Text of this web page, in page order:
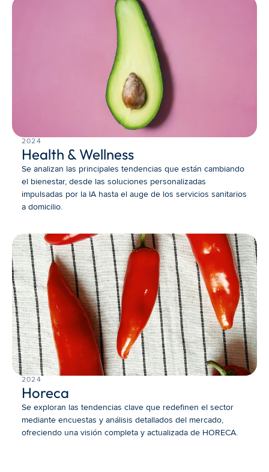
2024
Health & Wellness
Se analizan las principales tendencias que están cambiando
el bienestar, desde las soluciones personalizadas
impulsadas por la IA hasta el auge de los servicios sanitarios
a domicilio.
2024
Horeca
Se exploran las tendencias clave que redefinen el sector
mediante encuestas y análisis detallados del mercado,
ofreciendo una visión completa y actualizada de HORECA.